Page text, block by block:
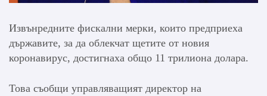
Извънредните фискални мерки, които предприеха
държавите, за да облекчат щетите от новия
коронавирус, достигнаха общо 11 трилиона долара.
Това съобщи управляващият директор на